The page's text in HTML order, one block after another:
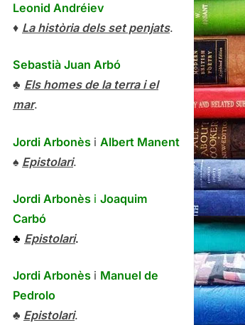
Leonid Andréiev
♦ La història dels set penjats.
Sebastià Juan Arbó
♣ Els homes de la terra i el
mar.
Jordi Arbonès i Albert Manent
♠ Epistolari.
Jordi Arbonès i Joaquim
Carbó
♣ Epistolari.
Jordi Arbonès i Manuel de
Pedrolo
♣ Epistolari.